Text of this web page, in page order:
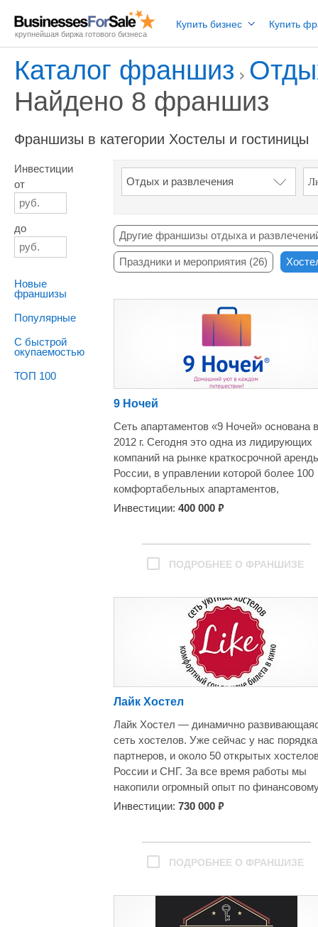
крупнейшая биржа готового бизнеса
Купить бизнес Купить
Каталог франшиз
Найдено 8 франшиз
Франшизы в категории Хостелы и гостиницы
Инвестиции
от
до
Новые
франшизы
Популярные
С быстрой
окупаемостью
ТОП 100
Другие франшизы отдыха и
Праздники и мероприятия (26)
9 Ночей
Сеть апартаментов «9 Ночей» основана
2012 г. Сегодня это одна из лидирующих
компаний на рынке краткосрочной
России, в управлении которой более 100
комфортабельных апартаментов,
представленных в 13 городах.
2. Средняя оценка на Booking.com 8-9
3. 10+ представительств и 100 доходных
4. Открыли первый апарт-отель в
Петрозаводске с бесконтактным
5. Обслужили более 100 000 гостей.
Инвестиции:400 000₽
ПОДРОБНЕЕ О ФРАНШИЗЕ
Лайк Хостел
Лайк Хостел — динамично
сеть хостелов. Уже сейчас у нас
партнеров, и около 50 открытых
России и СНГ. За все время работы мы
накопили огромный опыт по
управлению и обслуживанию гостей.
уже было открыто около 30 хостелов по
Сейчас Лайк Хостел входит в холдинг
который объединяет около 15
Инвестиции:730 000₽
ПОДРОБНЕЕ О ФРАНШИЗЕ